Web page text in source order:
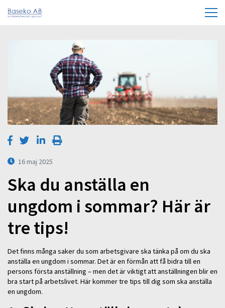
16 maj 2025
Ska du anställa en
ungdom i sommar? Här är
tre tips!
Det finns många saker du som arbetsgivare ska tänka på om du ska
anställa en ungdom i sommar. Det är en förmån att få bidra till en
persons första anställning – men det är viktigt att anställningen blir en
bra start på arbetslivet. Här kommer tre tips till dig som ska anställa
en ungdom.